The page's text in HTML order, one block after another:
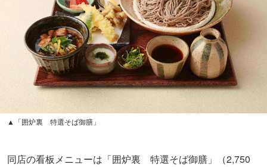
▲「囲炉裏 特選そば御膳」
同店の看板メニューは「囲炉裏 特選そば御膳」（2,750